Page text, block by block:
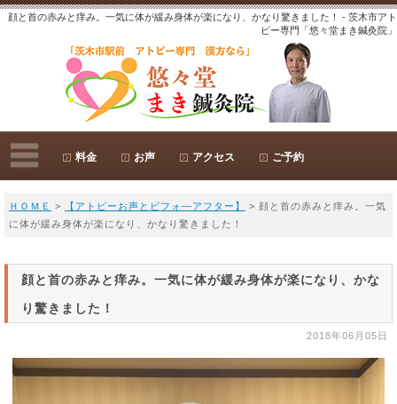
顔と首の赤みと痒み。一気に体が緩み身体が楽になり、かなり驚きました！ - 茨木市アト
ピー専門「悠々堂まき鍼灸院」
料金 お声 アクセス ご予約
ＨＯＭＥ > 【アトピーお声とビフォ―アフター】
> 顔と首の赤みと痒み。一気
に体が緩み身体が楽になり、かなり驚きました！
顔と首の赤みと痒み。一気に体が緩み身体が楽になり、かな
り驚きました！
2018年06月05日